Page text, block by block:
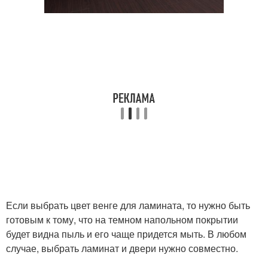
Если выбрать цвет венге для ламината, то нужно быть
готовым к тому, что на темном напольном покрытии
будет видна пыль и его чаще придется мыть. В любом
случае, выбрать ламинат и двери нужно совместно.